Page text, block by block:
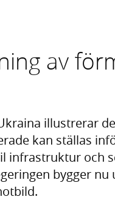
av
illustrerar
kan ställas
infrastruktur och
bygger